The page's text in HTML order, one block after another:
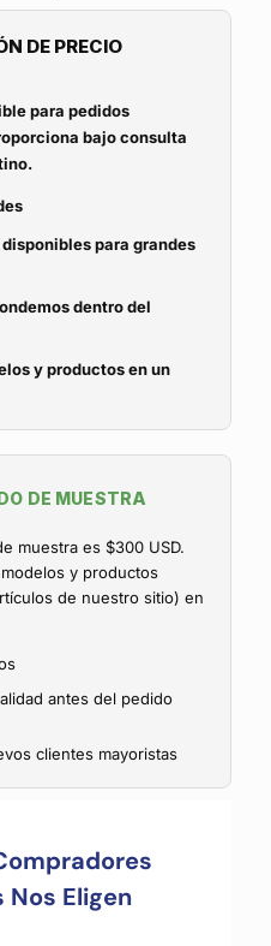
DE PRECIO
para pedidos
bajo consulta
para grandes
dentro del
y productos en un
DE MUESTRA
muestra es $300 USD.
y productos
de nuestro sitio) en
antes del pedido
clientes mayoristas
Eligen